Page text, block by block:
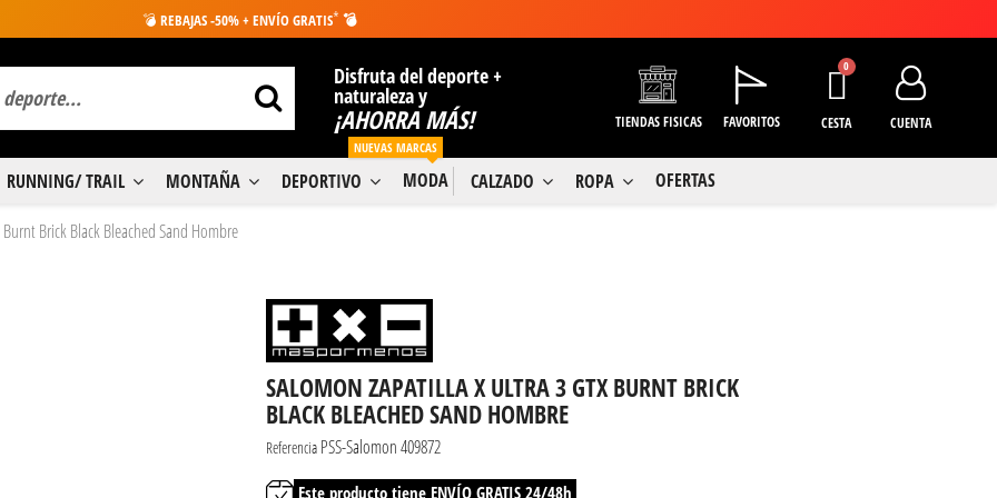
💣 REBAJAS -50% + ENVÍO GRATIS* 💣
Disfruta del deporte +
naturaleza y
¡AHORRA MÁS! TIENDAS FISICAS FAVORITOS CESTA CUENTA
RUNNING/ TRAIL MONTAÑA DEPORTIVO MODA
NUEVAS MARCAS
CALZADO ROPA OFERTAS
Brick Black Bleached Sand Hombre
SALOMON ZAPATILLA X ULTRA 3 GTX BURNT BRICK
BLACK BLEACHED SAND HOMBRE
Referencia PSS-Salomon 409872
Este producto tiene ENVÍO GRATIS 24/48h